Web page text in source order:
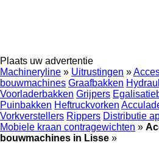
Plaats uw advertentie
Machineryline » Uitrustingen »
bouwmachines Graafbakken
Voorladerbakken Grijpers
Puinbakken Heftruckvorken
Vorkverstellers Rippers Distributie
Mobiele kraan contragewichten »
bouwmachines in Lisse »